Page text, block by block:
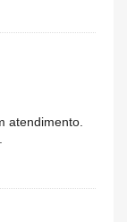
atendimento.